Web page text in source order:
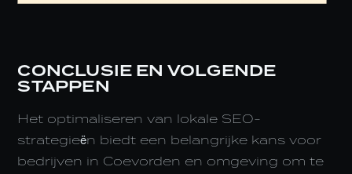
CONCLUSIE EN VOLGENDE
STAPPEN
Het optimaliseren van lokale SEO-
strategieën biedt een belangrijke kans voor
bedrijven in Coevorden en omgeving om te